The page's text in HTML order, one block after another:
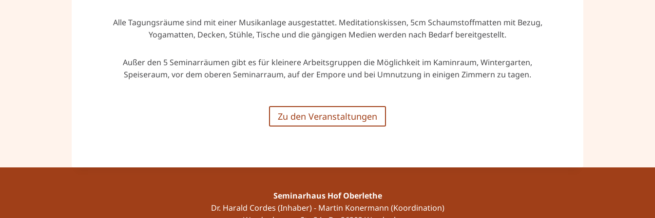
Alle Tagungsräume sind mit einer Musikanlage ausgestattet. Meditationskissen, 5cm Schaumstoffmatten mit Bezug,
Yogamatten, Decken, Stühle, Tische und die gängigen Medien werden nach Bedarf bereitgestellt.
Außer den 5 Seminarräumen gibt es für kleinere Arbeitsgruppen die Möglichkeit im Kaminraum, Wintergarten,
Speiseraum, vor dem oberen Seminarraum, auf der Empore und bei Umnutzung in einigen Zimmern zu tagen.
Zu den Veranstaltungen
Seminarhaus Hof Oberlethe
Dr. Harald Cordes (Inhaber) - Martin Konermann (Koordination)